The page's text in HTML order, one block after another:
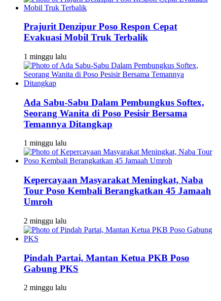
Prajurit Denzipur Poso Respon Cepat
Evakuasi Mobil Truk Terbalik
1 minggu lalu
Ada Sabu-Sabu Dalam Pembungkus Softex,
Seorang Wanita di Poso Pesisir Bersama
Temannya Ditangkap
1 minggu lalu
Kepercayaan Masyarakat Meningkat, Naba
Tour Poso Kembali Berangkatkan 45 Jamaah
Umroh
2 minggu lalu
Pindah Partai, Mantan Ketua PKB Poso
Gabung PKS
2 minggu lalu